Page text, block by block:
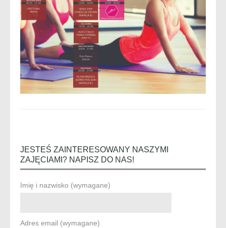
JESTEŚ ZAINTERESOWANY NASZYMI
ZAJĘCIAMI? NAPISZ DO NAS!
Imię i nazwisko (wymagane)
Adres email (wymagane)